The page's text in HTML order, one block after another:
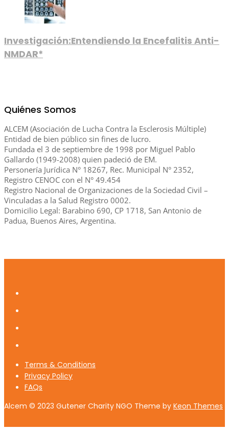
Investigación:Entendiendo la Encefalitis Anti-
NMDAR*
Quiénes Somos
ALCEM (Asociación de Lucha Contra la Esclerosis Múltiple)
Entidad de bien público sin fines de lucro.
Fundada el 3 de septiembre de 1998 por Miguel Pablo
Gallardo (1949-2008) quien padeció de EM.
Personería Jurídica N° 18267, Rec. Municipal N° 2352,
Registro CENOC con el N° 49.454
Registro Nacional de Organizaciones de la Sociedad Civil –
Vinculadas a la Salud Registro 0002.
Domicilio Legal: Barabino 690, CP 1718, San Antonio de
Padua, Buenos Aires, Argentina.
Terms & Conditions
Privacy Policy
FAQs
Alcem © 2023 Gutener Charity NGO Theme by Keon Themes